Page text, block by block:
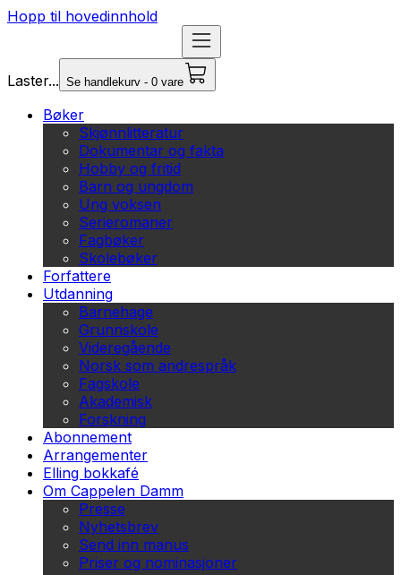
Hopp til hovedinnhold
Laster... Se handlekurv - 0 vare
Bøker
Skjønnlitteratur
Dokumentar og fakta
Hobby og fritid
Barn og ungdom
Ung voksen
Serieromaner
Fagbøker
Skolebøker
Forfattere
Utdanning
Barnehage
Grunnskole
Videregående
Norsk som andrespråk
Fagskole
Akademisk
Forskning
Abonnement
Arrangementer
Elling bokkafé
Om Cappelen Damm
Presse
Nyhetsbrev
Send inn manus
Priser og nominasjoner